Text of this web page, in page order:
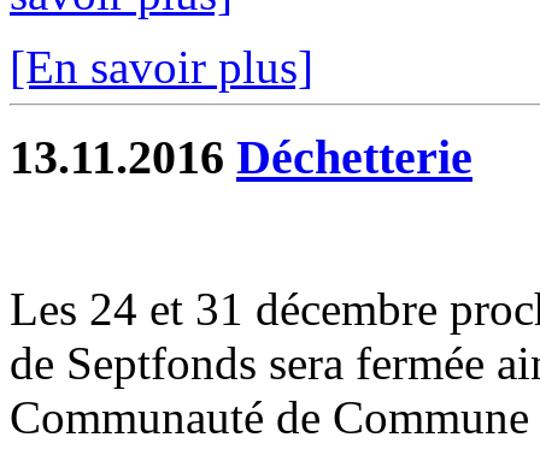
[En savoir plus]
13.11.2016 Déchetterie
Les 24 et 31 décembre
de Septfonds sera fermée
Communauté de